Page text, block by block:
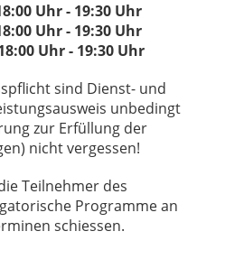
Uhr - 19:30 Uhr
Uhr - 19:30 Uhr
Uhr - 19:30 Uhr
sind Dienst- und
unbedingt
zur Erfüllung der
nicht vergessen!
Teilnehmer des
Programme an
schiessen.